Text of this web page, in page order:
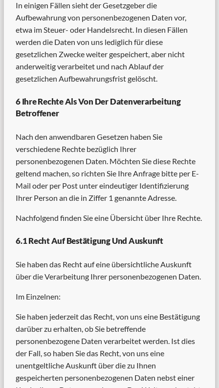
In einigen Fällen sieht der Gesetzgeber die
Aufbewahrung von personenbezogenen Daten vor,
etwa im Steuer- oder Handelsrecht. In diesen Fällen
werden die Daten von uns lediglich für diese
gesetzlichen Zwecke weiter gespeichert, aber nicht
anderweitig verarbeitet und nach Ablauf der
gesetzlichen Aufbewahrungsfrist gelöscht.
6 Ihre Rechte Als Von Der Datenverarbeitung
Betroffener
Nach den anwendbaren Gesetzen haben Sie
verschiedene Rechte bezüglich Ihrer
personenbezogenen Daten. Möchten Sie diese Rechte
geltend machen, so richten Sie Ihre Anfrage bitte per E-
Mail oder per Post unter eindeutiger Identifizierung
Ihrer Person an die in Ziffer 1 genannte Adresse.
Nachfolgend finden Sie eine Übersicht über Ihre Rechte.
6.1 Recht Auf Bestätigung Und Auskunft
Sie haben das Recht auf eine übersichtliche Auskunft
über die Verarbeitung Ihrer personenbezogenen Daten.
Im Einzelnen:
Sie haben jederzeit das Recht, von uns eine Bestätigung
darüber zu erhalten, ob Sie betreffende
personenbezogene Daten verarbeitet werden. Ist dies
der Fall, so haben Sie das Recht, von uns eine
unentgeltliche Auskunft über die zu Ihnen
gespeicherten personenbezogenen Daten nebst einer